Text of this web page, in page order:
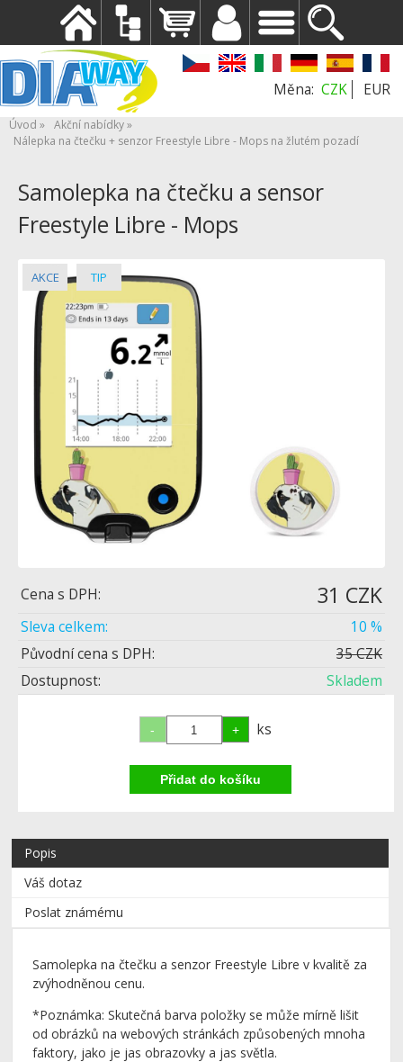
CZK EUR
Úvod
Akční nabídky
Nálepka na čtečku + senzor Freestyle Libre - Mops na žlutém pozadí
Samolepka na čtečku a sensor
Freestyle Libre - Mops
Cena s DPH: 31 CZK
Sleva celkem:
10 %
Původní cena s DPH:
35 CZK
Dostupnost:
Skladem
ks
Popis
Váš dotaz
Poslat známému
Samolepka na čtečku a senzor Freestyle Libre v kvalitě za
zvýhodněnou cenu.
*Poznámka: Skutečná barva položky se může mírně lišit
od obrázků na webových stránkách způsobených mnoha
faktory, jako je jas obrazovky a jas světla.